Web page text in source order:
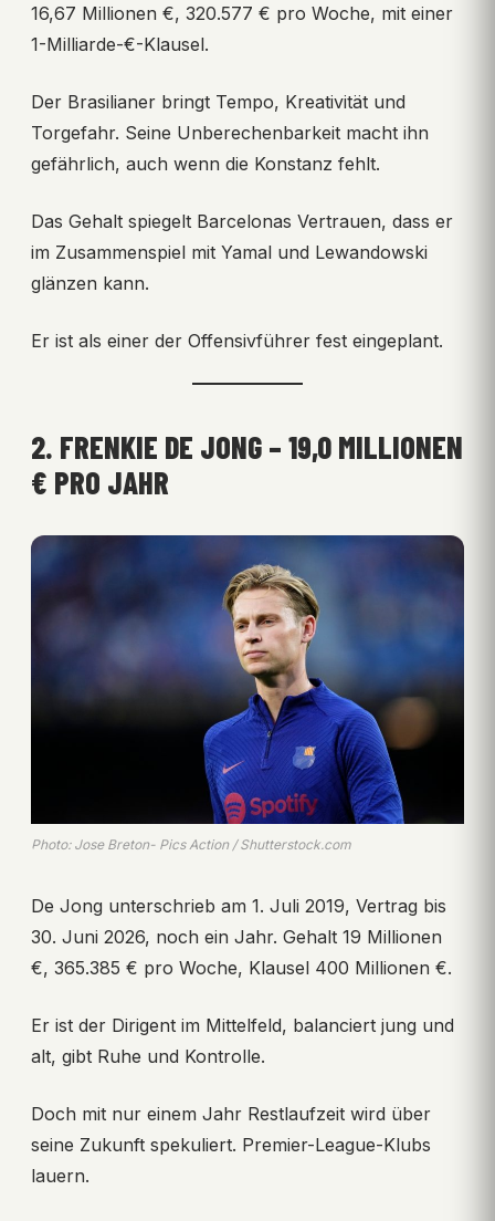
16,67 Millionen €, 320.577 € pro Woche, mit einer
1-Milliarde-€-Klausel.
Der Brasilianer bringt Tempo, Kreativität und
Torgefahr. Seine Unberechenbarkeit macht ihn
gefährlich, auch wenn die Konstanz fehlt.
Das Gehalt spiegelt Barcelonas Vertrauen, dass er
im Zusammenspiel mit Yamal und Lewandowski
glänzen kann.
Er ist als einer der Offensivführer fest eingeplant.
2. FRENKIE DE JONG – 19,0 MILLIONEN
€ PRO JAHR
Photo: Jose Breton- Pics Action / Shutterstock.com
De Jong unterschrieb am 1. Juli 2019, Vertrag bis
30. Juni 2026, noch ein Jahr. Gehalt 19 Millionen
€, 365.385 € pro Woche, Klausel 400 Millionen €.
Er ist der Dirigent im Mittelfeld, balanciert jung und
alt, gibt Ruhe und Kontrolle.
Doch mit nur einem Jahr Restlaufzeit wird über
seine Zukunft spekuliert. Premier-League-Klubs
lauern.